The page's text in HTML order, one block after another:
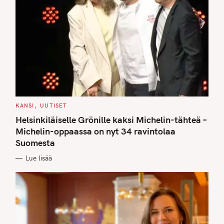
C
T
E
G
O
R
I
S
KANSI UUTISET
Helsinkiläiselle Grönille kaksi Michelin-tähteä –
Michelin-oppaassa on nyt 34 ravintolaa
Suomesta
Lue lisää